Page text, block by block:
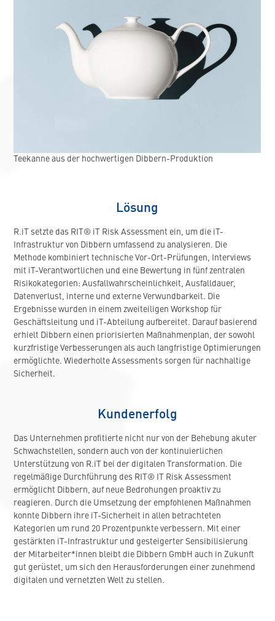
Teekanne aus der hochwertigen Dibbern-Produktion
Lösung
R.iT setzte das RIT® iT Risk Assessment ein, um die iT-
Infrastruktur von Dibbern umfassend zu analysieren. Die
Methode kombiniert technische Vor-Ort-Prüfungen, Interviews
mit iT-Verantwortlichen und eine Bewertung in fünf zentralen
Risikokategorien: Ausfallwahrscheinlichkeit, Ausfalldauer,
Datenverlust, interne und externe Verwundbarkeit. Die
Ergebnisse wurden in einem zweiteiligen Workshop für
Geschäftsleitung und iT-Abteilung aufbereitet. Darauf basierend
erhielt Dibbern einen priorisierten Maßnahmenplan, der sowohl
kurzfristige Verbesserungen als auch langfristige Optimierungen
ermöglichte. Wiederholte Assessments sorgen für nachhaltige
Sicherheit.
Kundenerfolg
Das Unternehmen profitierte nicht nur von der Behebung akuter
Schwachstellen, sondern auch von der kontinuierlichen
Unterstützung von R.iT bei der digitalen Transformation. Die
regelmäßige Durchführung des RIT® IT Risk Assessment
ermöglicht Dibbern, auf neue Bedrohungen proaktiv zu
reagieren. Durch die Umsetzung der empfohlenen Maßnahmen
konnte Dibbern ihre iT-Sicherheit in allen betrachteten
Kategorien um rund 20 Prozentpunkte verbessern. Mit einer
gestärkten iT-Infrastruktur und gesteigerter Sensibilisierung
der Mitarbeiter*innen bleibt die Dibbern GmbH auch in Zukunft
gut gerüstet, um sich den Herausforderungen einer zunehmend
digitalen und vernetzten Welt zu stellen.